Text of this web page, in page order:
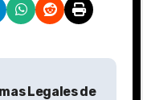
Legales de